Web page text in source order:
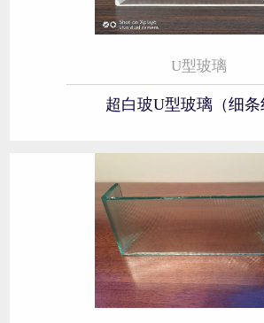
U型玻璃
超白玻U型玻璃（细条